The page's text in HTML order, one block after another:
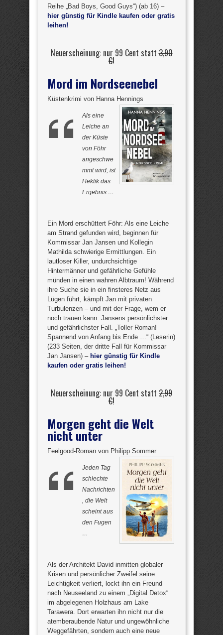
Reihe „Bad Boys, Good Guys“) (ab 16) –
hier günstig für Kindle kaufen oder gratis
leihen!
Neuerscheinung: nur 99 Cent statt3,90
€!
Mord im Nordseenebel
Küstenkrimi von Hanna Hennings
Als eine
Leiche an
der Küste
von Föhr
angeschwe
mmt wird, ist
Hektik das
Ergebnis …
Ein Mord erschüttert Föhr: Als eine Leiche
am Strand gefunden wird, beginnen für
Kommissar Jan Jansen und Kollegin
Mathilda schwierige Ermittlungen. Ein
lautloser Killer, undurchsichtige
Hintermänner und gefährliche Gefühle
münden in einen wahren Albtraum! Während
ihre Suche sie in ein finsteres Netz aus
Lügen führt, kämpft Jan mit privaten
Turbulenzen – und mit der Frage, wem er
noch trauen kann. Jansens persönlichster
und gefährlichster Fall. „Toller Roman!
Spannend von Anfang bis Ende …“ (Leserin)
(233 Seiten, der dritte Fall für Kommissar
Jan Jansen) – hier günstig für Kindle
kaufen oder gratis leihen!
Neuerscheinung: nur 99 Cent statt 2,99
€!
Morgen geht die Welt
nicht unter
Feelgood-Roman von Philipp Sommer
Jeden Tag
schlechte
Nachrichten
, die Welt
scheint aus
den Fugen
…
Als der Architekt David inmitten globaler
Krisen und persönlicher Zweifel seine
Leichtigkeit verliert, lockt ihn ein Freund
nach Neuseeland zu einem „Digital Detox“
im abgelegenen Holzhaus am Lake
Tarawera. Dort erwarten ihn nicht nur die
atemberaubende Natur und ungewöhnliche
Weggefährten, sondern auch eine neue